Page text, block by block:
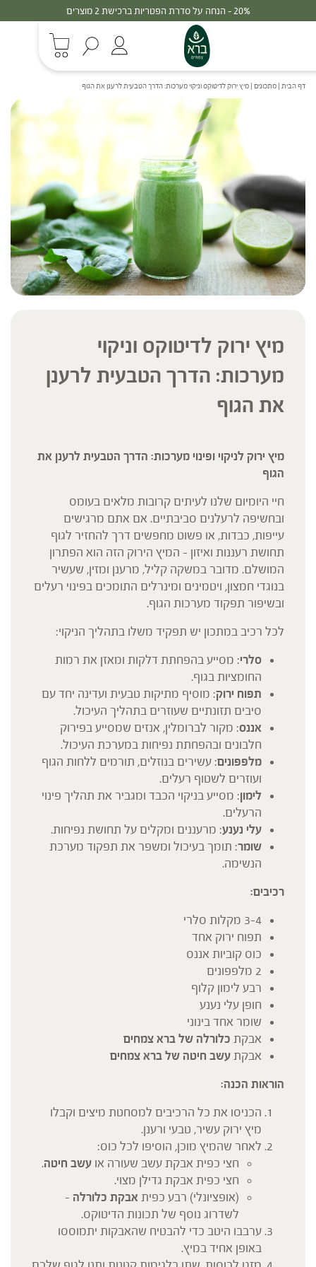
30% - הנחה על סדרת הפטריות ברכישת 3 מוצרים
דף הבית | מתכונים | מיץ ירוק לדיטוקס וניקוי מערכות: הדרך הטבעית לרענן את הגוף
מיץ ירוק לדיטוקס וניקוי
מערכות: הדרך הטבעית לרענן
את הגוף
מיץ ירוק לניקוי ופינוי מערכות: הדרך הטבעית לרענן את
הגוף
חיי היומיום שלנו לעיתים קרובות מלאים בעומס
ובחשיפה לרעלנים סביבתיים. אם אתם מרגישים
עייפות, כבדות, או פשוט מחפשים דרך להחזיר לגוף
תחושת רעננות ואיזון – המיץ הירוק הזה הוא הפתרון
המושלם. מדובר במשקה קליל, מרענן ומזין, שעשיר
בנוגדי חמצון, ויטמינים ומינרלים התומכים בפינוי רעלים
ובשיפור תפקוד מערכות הגוף.
לכל רכיב במתכון יש תפקיד משלו בתהליך הניקוי:
סלרי: מסייע בהפחתת דלקות ומאזן את רמות
החומציות בגוף.
תפוח ירוק: מוסיף מתיקות טבעית ועדינה יחד עם
סיבים תזונתיים שעוזרים בתהליך העיכול.
אננס: מקור לברומלין, אנזים שמסייע בפירוק
חלבונים ובהפחתת נפיחות במערכת העיכול.
מלפפונים: עשירים בנוזלים, תורמים ללחות הגוף
ועוזרים לשטוף רעלים.
לימון: מסייע בניקוי הכבד ומגביר את תהליך פינוי
הרעלים.
עלי נענע: מרעננים ומקלים על תחושת נפיחות.
שומר: תומך בעיכול ומשפר את תפקוד מערכת
הנשימה.
רכיבים:
3-4 מקלות סלרי
תפוח ירוק אחד
כוס קוביות אננס
2 מלפפונים
רבע לימון קלוף
חופן עלי נענע
שומר אחד בינוני
אבקת כלורלה של ברא צמחים
אבקתעשב חיטה של ברא צמחים
הוראות הכנה:
הכניסו את כל הרכיבים למסחטת מיצים וקבלו
מיץ ירוק עשיר, טבעי ורענן.
לאחר שהמיץ מוכן, הוסיפו לכל כוס:
חצי כפית אבקת עשב שעורה או עשב חיטה.
חצי כפית אבקת גדילן מצוי.
(אופציונלי) רבע כפיתאבקת כלורלה –
לשדרוג נוסף של תכונות הדיטוקס.
ערבבו היטב כדי להבטיח שהאבקות יתמוססו
באופן אחיד במיץ.